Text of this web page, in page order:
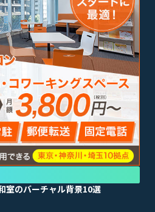
室のバーチャル背景10選